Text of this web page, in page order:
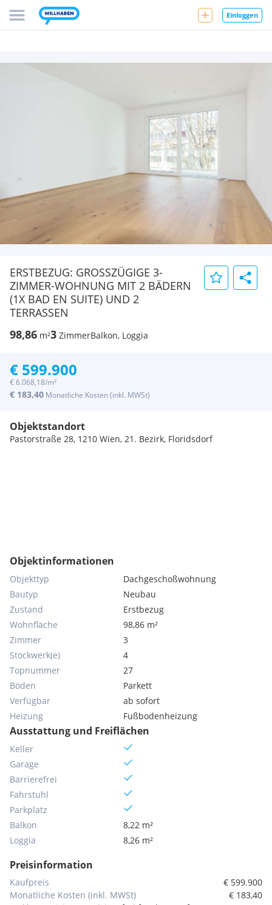
Einloggen
ERSTBEZUG: GROSSZÜGIGE 3-
ZIMMER-WOHNUNG MIT 2 BÄDERN
(1X BAD EN SUITE) UND 2
TERRASSEN
98,86 m²3 ZimmerBalkon, Loggia
€ 599.900
€ 6.068,18/m²
€ 183,40 Monatliche Kosten (inkl. MWSt)
Objektstandort
Pastorstraße 28, 1210 Wien, 21. Bezirk, Floridsdorf
Objektinformationen
Objekttyp
Dachgeschoßwohnung
Bautyp
Neubau
Zustand
Erstbezug
Wohnfläche
98,86 m²
Zimmer
3
Stockwerk(e)
4
Topnummer
27
Böden
Parkett
Verfügbar
ab sofort
Heizung
Fußbodenheizung
Ausstattung und Freiflächen
Keller
Garage
Barrierefrei
Fahrstuhl
Parkplatz
Balkon
8,22 m²
Loggia
8,26 m²
Preisinformation
Kaufpreis
€ 599.900
Monatliche Kosten (inkl. MWSt)
€ 183,40